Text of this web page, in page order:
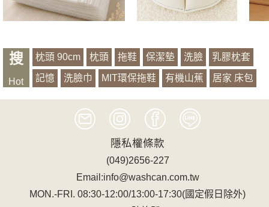
搜
Hot
枕頭 90cm 枕頭 拖鞋 保潔墊 洗臉 乳膠枕套
記憶 洗臉巾 MIT環保拖鞋 有機山蕉 居家 床包
抱枕套 萱銀 浴袍
隱私權條款
(049)2656-227
Email:info@washcan.com.tw
MON.-FRI. 08:30-12:00/13:00-17:30(國定假日除外)